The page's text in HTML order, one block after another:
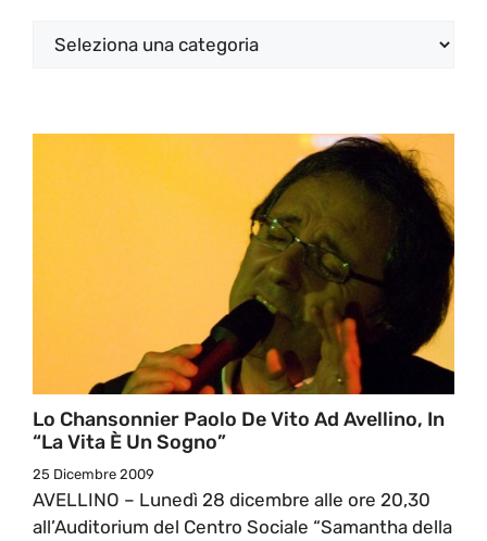
Categorie
Lo Chansonnier Paolo De Vito Ad Avellino, In
“La Vita È Un Sogno”
25 Dicembre 2009
AVELLINO – Lunedì 28 dicembre alle ore 20,30
all’Auditorium del Centro Sociale “Samantha della